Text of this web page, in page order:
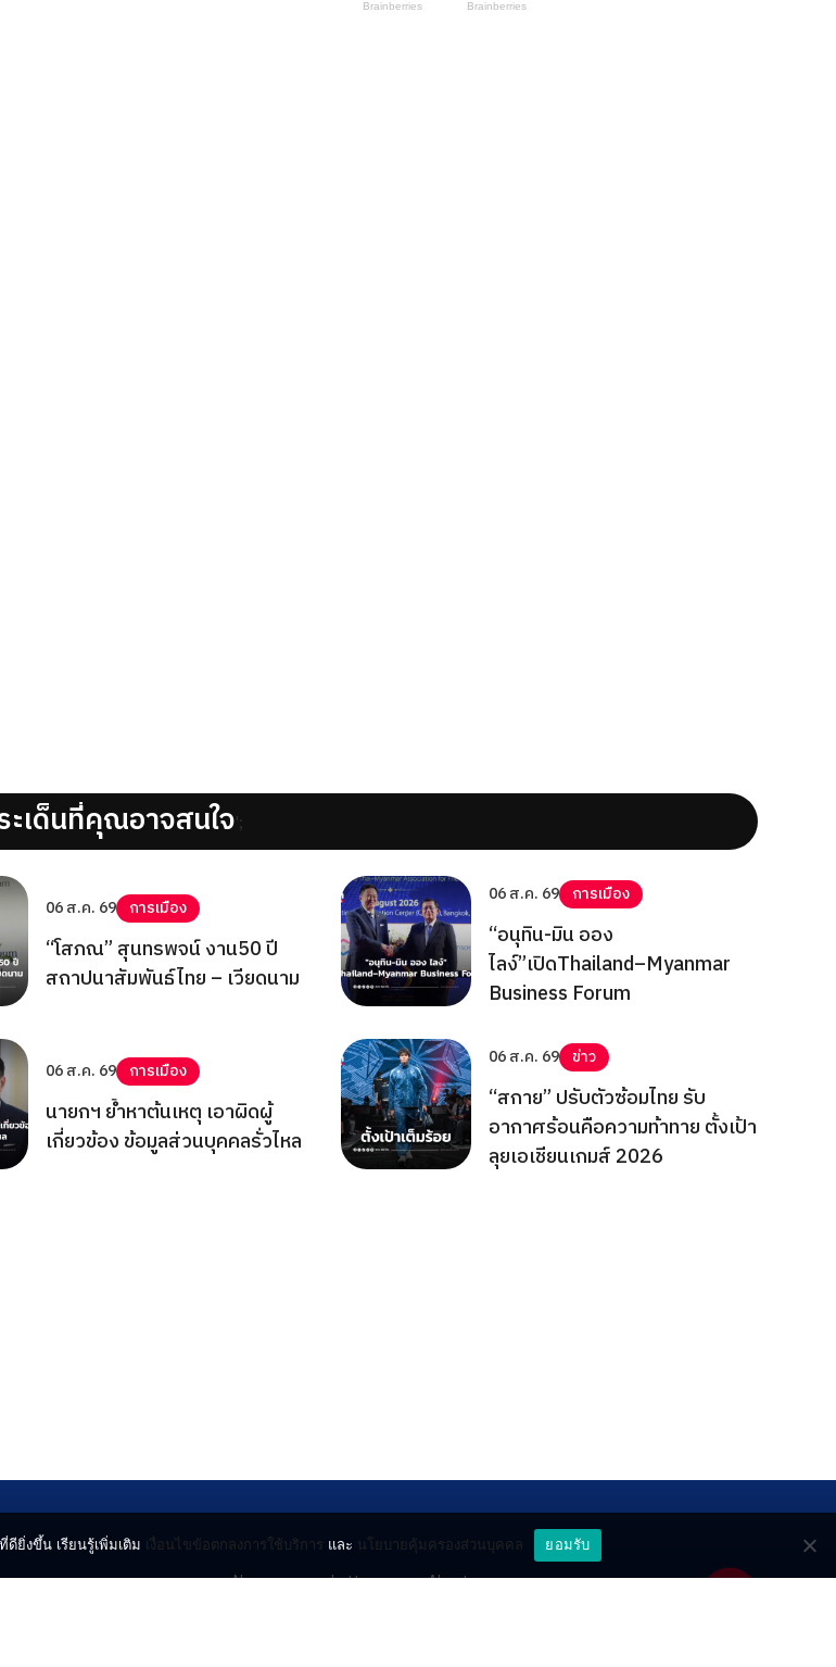
ะเด็นที่คุณอาจสนใจ';
06 ส.ค. 69 การเมือง
“โสภณ” สุนทรพจน์ งาน50 ปี
สถาปนาสัมพันธ์ไทย – เวียดนาม
06 ส.ค. 69 การเมือง
“อนุทิน-มิน ออง
ไลง์”เปิดThailand–Myanmar
Business Forum
06 ส.ค. 69 การเมือง
นายกฯ ย้ำหาต้นเหตุ เอาผิดผู้
เกี่ยวข้อง ข้อมูลส่วนบุคคลรั่วไหล
06 ส.ค. 69 ข่าว
“สกาย” ปรับตัวซ้อมไทย รับ
อากาศร้อนคือความท้าทาย ตั้งเป้า
ลุยเอเชียนเกมส์ 2026
News
Lottery
About
ยิ่งขึ้น เรียนรู้เพิ่มเติม เงื่อนไขข้อตกลงการใช้บริการ และ นโยบายคุ้มครองส่วนบุคคล ยอมรับ